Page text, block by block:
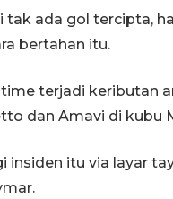
tak ada gol tercipta,
bertahan itu.
terjadi keributan
dan Amavi di kubu
insiden itu via layar